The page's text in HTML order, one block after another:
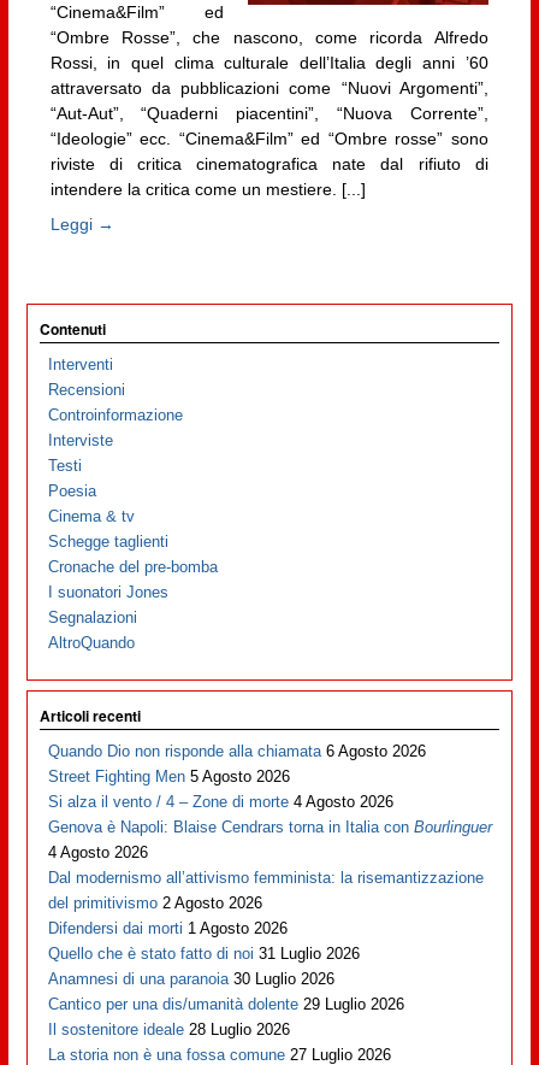
“Cinema&Film” ed
“Ombre Rosse”, che nascono, come ricorda Alfredo
Rossi, in quel clima culturale dell’Italia degli anni ’60
attraversato da pubblicazioni come “Nuovi Argomenti”,
“Aut-Aut”, “Quaderni piacentini”, “Nuova Corrente”,
“Ideologie” ecc. “Cinema&Film” ed “Ombre rosse” sono
riviste di critica cinematografica nate dal rifiuto di
intendere la critica come un mestiere. [...]
Leggi →
Contenuti
Interventi
Recensioni
Controinformazione
Interviste
Testi
Poesia
Cinema & tv
Schegge taglienti
Cronache del pre-bomba
I suonatori Jones
Segnalazioni
AltroQuando
Articoli recenti
Quando Dio non risponde alla chiamata 6 Agosto 2026
Street Fighting Men 5 Agosto 2026
Si alza il vento / 4 – Zone di morte 4 Agosto 2026
Genova è Napoli: Blaise Cendrars torna in Italia conBourlinguer
4 Agosto 2026
Dal modernismo all’attivismo femminista: la risemantizzazione
del primitivismo 2 Agosto 2026
Difendersi dai morti 1 Agosto 2026
Quello che è stato fatto di noi 31 Luglio 2026
Anamnesi di una paranoia 30 Luglio 2026
Cantico per una dis/umanità dolente 29 Luglio 2026
Il sostenitore ideale 28 Luglio 2026
La storia non è una fossa comune 27 Luglio 2026